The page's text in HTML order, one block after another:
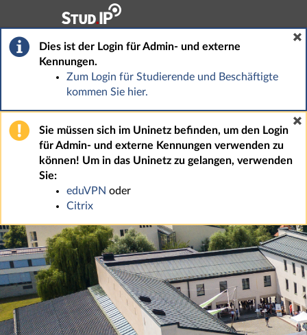
Hauptnavigation
Fußzeile
Dies ist der Login für Admin- und externe
Kennungen.
Zum Login für Studierende und Beschäftigte
kommen Sie hier.
Sie müssen sich im Uninetz befinden, um den Login
für Admin- und externe Kennungen verwenden zu
können! Um in das Uninetz zu gelangen, verwenden
Sie:
eduVPN oder
Citrix